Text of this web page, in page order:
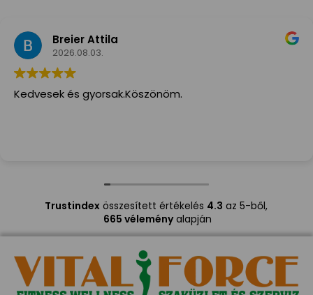
Breier Attila
2026.08.03.
Kedvesek és gyorsak.Köszönöm.
Trustindexösszesített értékelés 4.3 az 5-ből,
665 véleményalapján